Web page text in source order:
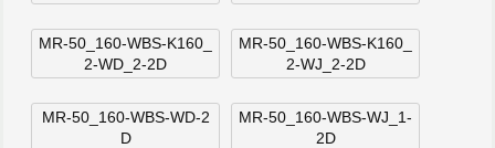
MR-50_160-WBS-K160_
2-WD_2-2D
MR-50_160-WBS-K160_
2-WJ_2-2D
MR-50_160-WBS-WD-2
D
MR-50_160-WBS-WJ_1-
2D